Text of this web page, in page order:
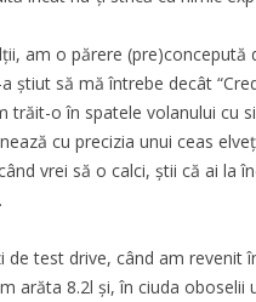
am o părere
știut să mă întrebe decât
trăit-o în spatele volanului cu
cu precizia unui ceas
vrei să o calci, știi că ai la
de test drive, când am revenit
arăta 8.2l și, în ciuda